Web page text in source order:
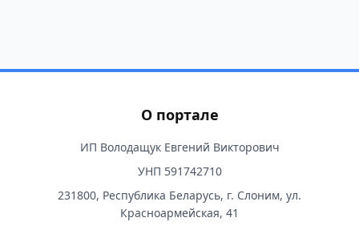
О портале
ИП Володащук Евгений Викторович
УНП 591742710
231800, Республика Беларусь, г. Слоним, ул.
Красноармейская, 41